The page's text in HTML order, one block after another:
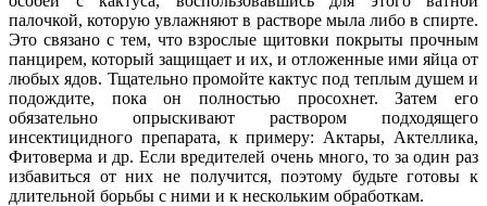
палочкой, которую увлажняют в растворе мыла либо в спирте.
Это связано с тем, что взрослые щитовки покрыты прочным
панцирем, который защищает и их, и отложенные ими яйца от
любых ядов. Тщательно промойте кактус под теплым душем и
подождите, пока он полностью просохнет. Затем его
обязательно опрыскивают раствором подходящего
инсектицидного препарата, к примеру: Актары, Актеллика,
Фитоверма и др. Если вредителей очень много, то за один раз
избавиться от них не получится, поэтому будьте готовы к
длительной борьбы с ними и к нескольким обработкам.